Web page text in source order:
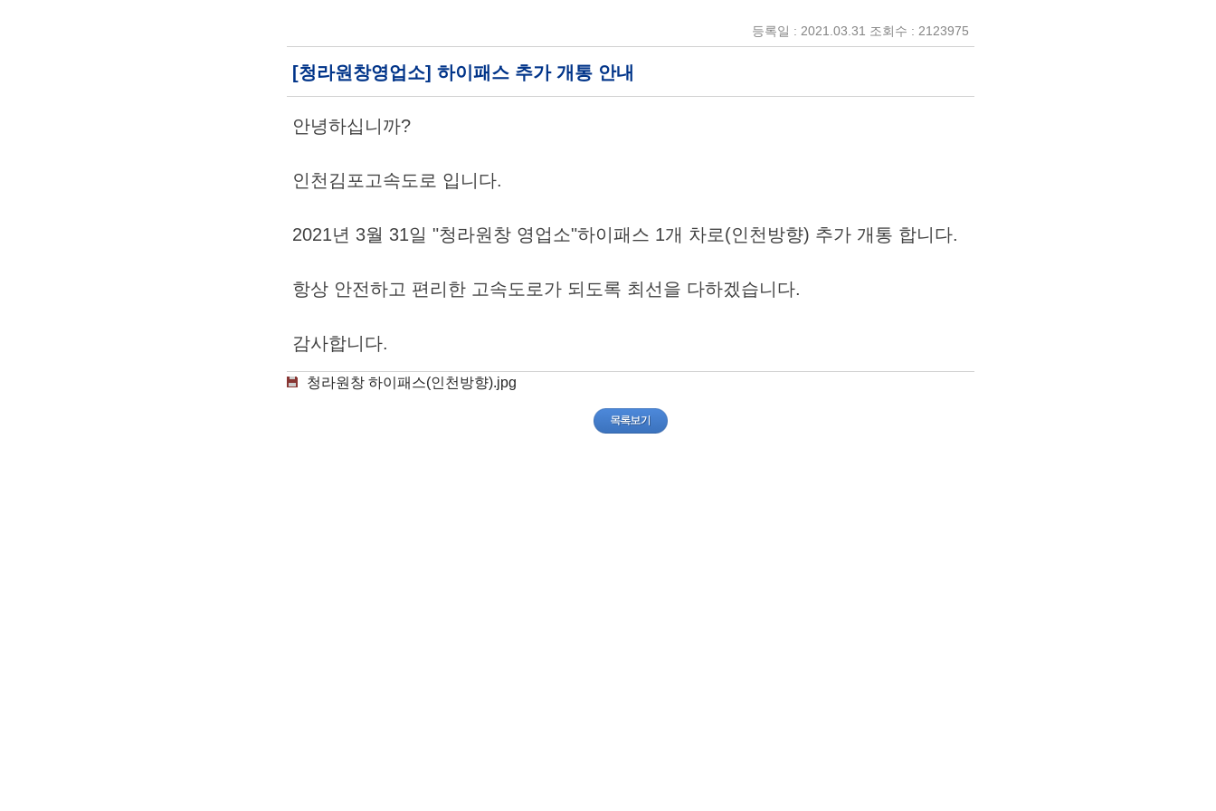
등록일 : 2021.03.31 조회수 : 2123975
[청라원창영업소] 하이패스 추가 개통 안내
안녕하십니까?
인천김포고속도로 입니다.
2021년 3월 31일 "청라원창 영업소"하이패스 1개 차로(인천방향) 추가 개통 합니다.
항상 안전하고 편리한 고속도로가 되도록 최선을 다하겠습니다.
감사합니다.
청라원창 하이패스(인천방향).jpg